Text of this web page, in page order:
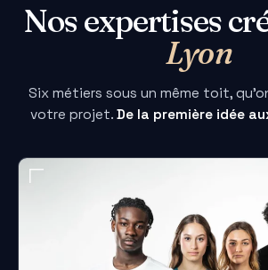
Nos expertises
Lyon
Six métiers sous un même toit,
votre projet. De la première idée